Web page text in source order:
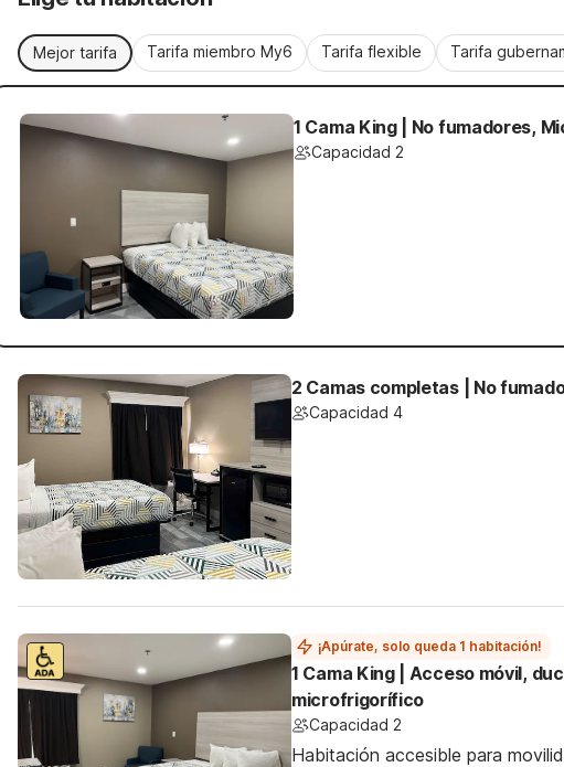
Mejor tarifa Tarifa miembro My6 Tarifa flexible Tarifa
1 Cama King | No fumadores,
Capacidad 2
2 Camas completas | No
Capacidad 4
¡Apúrate, solo queda 1 habitación!
1 Cama King | Acceso móvil,
microfrigorífico
Capacidad 2
Habitación accesible para